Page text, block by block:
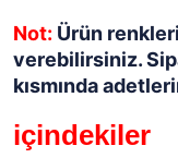
Not: Ürün
verebilirsiniz.
kısmında
içindekiler